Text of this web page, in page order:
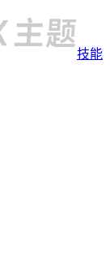
技能